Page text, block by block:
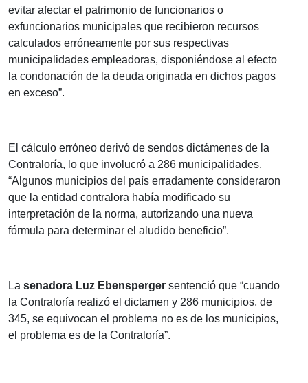
evitar afectar el patrimonio de funcionarios o
exfuncionarios municipales que recibieron recursos
calculados erróneamente por sus respectivas
municipalidades empleadoras, disponiéndose al efecto
la condonación de la deuda originada en dichos pagos
en exceso”.
El cálculo erróneo derivó de sendos dictámenes de la
Contraloría, lo que involucró a 286 municipalidades.
“Algunos municipios del país erradamente consideraron
que la entidad contralora había modificado su
interpretación de la norma, autorizando una nueva
fórmula para determinar el aludido beneficio”.
La senadora Luz Ebensperger sentenció que “cuando
la Contraloría realizó el dictamen y 286 municipios, de
345, se equivocan el problema no es de los municipios,
el problema es de la Contraloría”.